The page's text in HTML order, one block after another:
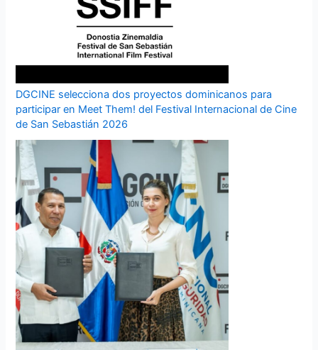
DGCINE selecciona dos proyectos dominicanos para
participar en Meet Them! del Festival Internacional de Cine
de San Sebastián 2026